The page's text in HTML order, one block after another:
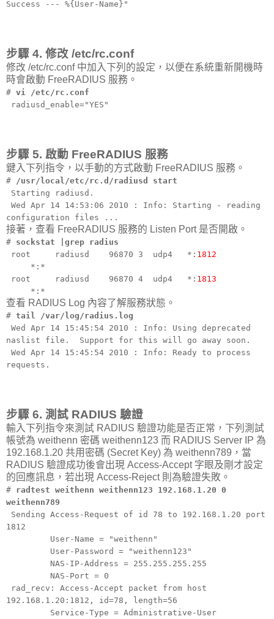
Success --- %{User-Name}"
步驟 4. 修改 /etc/rc.conf
修改 /etc/rc.conf 中加入下列的設定，以便在系統重新開機時
時會啟動 FreeRADIUS 服務。
# vi /etc/rc.conf
radiusd_enable="YES"
步驟 5. 啟動 FreeRADIUS 服務
鍵入下列指令，以手動的方式啟動 FreeRADIUS 服務。
#
/usr/local/etc/rc.d/radiusd start
Starting radiusd.
Wed Apr 14 14:53:06 2010 : Info: Starting - reading
configuration files ...
接著，查看 FreeRADIUS 服務的 Listen Port 是否開啟。
# sockstat |grep radius
root radiusd 96870 3 udp4 *: 1812
*:*
root radiusd 96870 4 udp4 *: 1813
*:*
查看 RADIUS Log 內容了解服務狀態。
# tail /var/log/radius.log
Wed Apr 14 15:45:54 2010 : Info: Using deprecated
naslist file. Support for this will go away soon.
Wed Apr 14 15:45:54 2010 : Info: Ready to process
requests.
步驟 6. 測試 RADIUS 驗證
輸入下列指令來測試 RADIUS 驗證功能是否正常，下列測試
帳號為 weithenn 密碼 weithenn123 而 RADIUS Server IP 為
192.168.1.20 共用密碼 (Secret Key) 為 weithenn789，當
RADIUS 驗證成功後會出現 Access-Accept 字眼及剛才設定
的回應訊息，若出現 Access-Reject 則為驗證失敗。
# radtest weithenn weithenn123 192.168.1.20 0
weithenn789
Sending Access-Request of id 78 to 192.168.1.20 port
1812
User-Name = "weithenn"
User-Password = "weithenn123"
NAS-IP-Address = 255.255.255.255
NAS-Port = 0
rad_recv: Access-Accept packet from host
192.168.1.20:1812, id=78, length=56
Service-Type = Administrative-User